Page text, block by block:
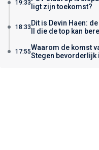
19:33 ligt zijn toekomst?
18:33 Dit is Devin Haen:
II die de top kan
17:55Waarom de komst
Stegen bevorderlijk